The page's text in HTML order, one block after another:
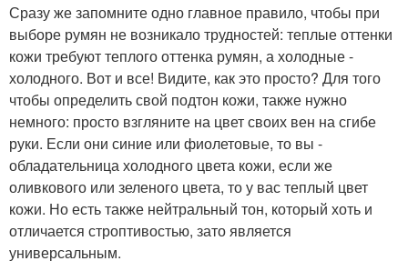
Сразу же запомните одно главное правило, чтобы при
выборе румян не возникало трудностей: теплые оттенки
кожи требуют теплого оттенка румян, а холодные -
холодного. Вот и все! Видите, как это просто? Для того
чтобы определить свой подтон кожи, также нужно
немного: просто взгляните на цвет своих вен на сгибе
руки. Если они синие или фиолетовые, то вы -
обладательница холодного цвета кожи, если же
оливкового или зеленого цвета, то у вас теплый цвет
кожи. Но есть также нейтральный тон, который хоть и
отличается строптивостью, зато является
универсальным.